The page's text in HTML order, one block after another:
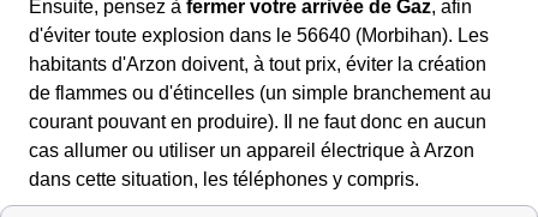
Ensuite, pensez à fermer votre arrivée de Gaz, afin
d'éviter toute explosion dans le 56640 (Morbihan). Les
habitants d'Arzon doivent, à tout prix, éviter la création
de flammes ou d'étincelles (un simple branchement au
courant pouvant en produire). Il ne faut donc en aucun
cas allumer ou utiliser un appareil électrique à Arzon
dans cette situation, les téléphones y compris.